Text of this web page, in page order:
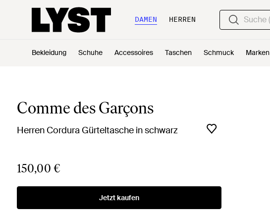
DAMEN HERREN
Bekleidung Schuhe Accessoires Taschen Schmuck Marken
Comme des Garçons
Herren Cordura Gürteltasche in schwarz
150,00 €
Jetzt kaufen